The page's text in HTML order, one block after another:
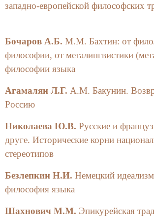
западно-европейской философских
Бочаров А.Б. М.М. Бахтин: от
философии, от металингвистики
философии языка
Агамалян Л.Г. А.М. Бакунин.
Россию
Николаева Ю.В. Русские и
друге. Исторические корни
стереотипов
Безлепкин Н.И. Немецкий
философия языка
Шахнович М.М. Эпикурейская